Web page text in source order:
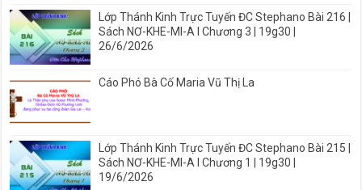
Lớp Thánh Kinh Trực Tuyến ĐC Stephano Bài 216 |
Sách NƠ-KHE-MI-A I Chương 3 | 19g30 |
26/6/2026
Cáo Phó Bà Cố Maria Vũ Thị La
Lớp Thánh Kinh Trực Tuyến ĐC Stephano Bài 215 |
Sách NƠ-KHE-MI-A I Chương 1 | 19g30 |
19/6/2026